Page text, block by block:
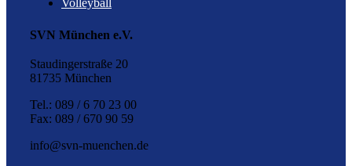
SVN München e.V.
Staudingerstraße 20
81735 München
Tel.: 089 / 6 70 23 00
Fax: 089 / 670 90 59
info@svn-muenchen.de